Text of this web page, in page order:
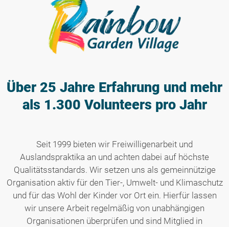
Über 25 Jahre Erfahrung und mehr
als 1.300 Volunteers pro Jahr
Seit 1999 bieten wir Freiwilligenarbeit und
Auslandspraktika an und achten dabei auf höchste
Qualitätsstandards. Wir setzen uns als gemeinnützige
Organisation aktiv für den Tier-, Umwelt- und Klimaschutz
und für das Wohl der Kinder vor Ort ein. Hierfür lassen
wir unsere Arbeit regelmäßig von unabhängigen
Organisationen überprüfen und sind Mitglied in